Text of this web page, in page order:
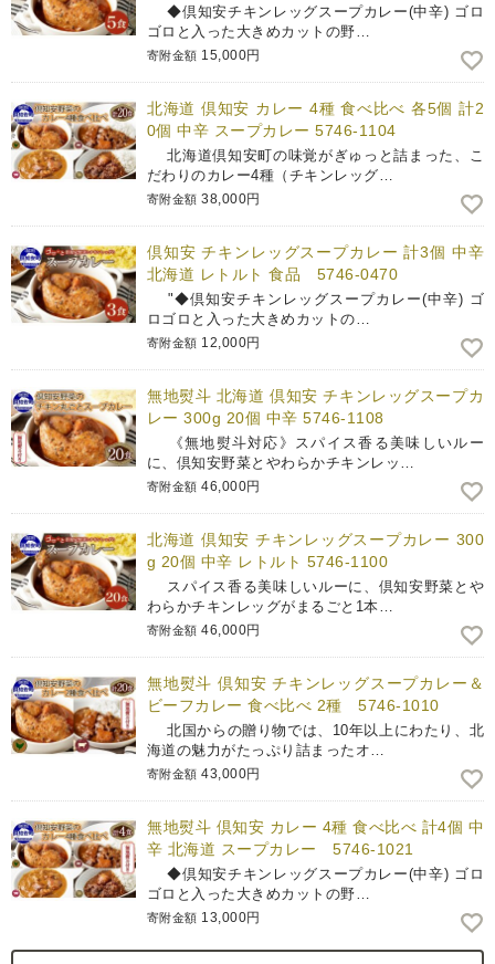
◆倶知安チキンレッグスープカレー(中辛) ゴロ
ゴロと入った大きめカットの野…
寄附金額 15,000円
北海道 倶知安 カレー 4種 食べ比べ 各5個 計2
0個 中辛 スープカレー 5746-1104
北海道倶知安町の味覚がぎゅっと詰まった、こ
だわりのカレー4種（チキンレッグ…
寄附金額 38,000円
倶知安 チキンレッグスープカレー 計3個 中辛
北海道 レトルト 食品 5746-0470
"◆倶知安チキンレッグスープカレー(中辛) ゴ
ロゴロと入った大きめカットの…
寄附金額 12,000円
無地熨斗 北海道 倶知安 チキンレッグスープカ
レー 300g 20個 中辛 5746-1108
《無地熨斗対応》スパイス香る美味しいルー
に、倶知安野菜とやわらかチキンレッ…
寄附金額 46,000円
北海道 倶知安 チキンレッグスープカレー 300
g 20個 中辛 レトルト 5746-1100
スパイス香る美味しいルーに、倶知安野菜とや
わらかチキンレッグがまるごと1本…
寄附金額 46,000円
無地熨斗 倶知安 チキンレッグスープカレー＆
ビーフカレー 食べ比べ 2種 5746-1010
北国からの贈り物では、10年以上にわたり、北
海道の魅力がたっぷり詰まったオ…
寄附金額 43,000円
無地熨斗 倶知安 カレー 4種 食べ比べ 計4個 中
辛 北海道 スープカレー 5746-1021
◆倶知安チキンレッグスープカレー(中辛) ゴロ
ゴロと入った大きめカットの野…
寄附金額 13,000円